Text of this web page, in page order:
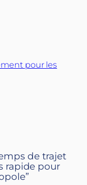
pour les
de trajet
rapide pour